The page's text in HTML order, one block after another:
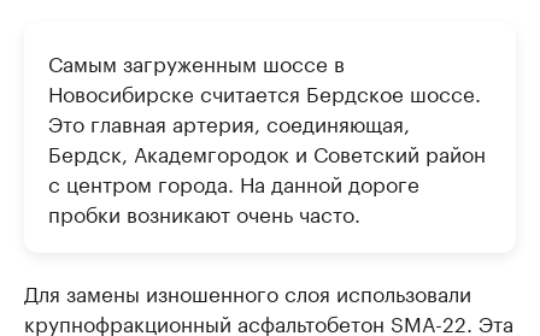
Самым загруженным шоссе в
Новосибирске считается Бердское шоссе.
Это главная артерия, соединяющая,
Бердск, Академгородок и Советский район
с центром города. На данной дороге
пробки возникают очень часто.
Для замены изношенного слоя использовали
крупнофракционный асфальтобетон SMA-22. Эта